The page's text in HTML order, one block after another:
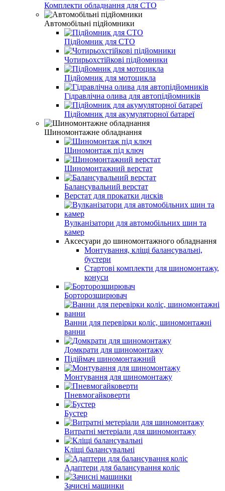
Комплекти обладнання для СТО
Автомобільні підйомники
Підйомник для СТО
Чотирьохстійкові підйомники
Підйомник для мотоцикла
Гідравлічна олива для автопідйомників
Підйомник для акумуляторної батареї
Шиномонтажне обладнання
Шиномонтаж під ключ
Шиномонтажний верстат
Балансувальний верстат
Верстат для прокатки дисків
Вулканізатори для автомобільних шин та
камер
Аксесуари до шиномонтажного обладнання
Монтування, кліщі балансувальні,
бустери
Стартові комплекти для шиномонтажу,
конуси
Борторозширювач
Ванни для перевірки коліс, шиномонтажні
ванни
Домкрати для шиномонтажу
Підіймач шиномонтажний
Монтування для шиномонтажу
Пневмогайковерти
Бустер
Витратні метеріали для шиномонтажу
Кліщі балансувальні
Адаптери для балансування коліс
Зачисні машинки